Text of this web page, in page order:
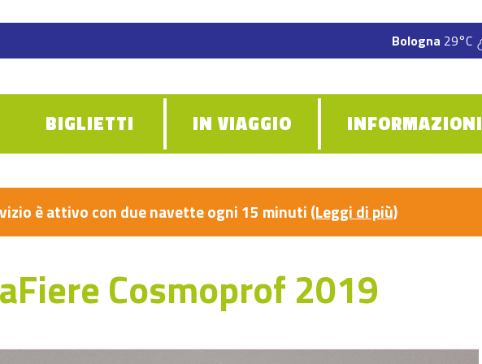
Bologna 29°C
BIGLIETTI IN VIAGGIO INFORMAZIONI
è attivo con due navette ogni 15 minuti (Leggi di più)
Cosmoprof 2019